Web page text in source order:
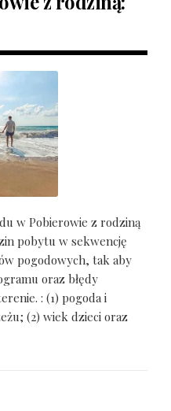
w Pobierowie z rodziną
pobytu w sekwencję
pogodowych, tak aby
oraz błędy
: (1) pogoda i
(2) wiek dzieci oraz